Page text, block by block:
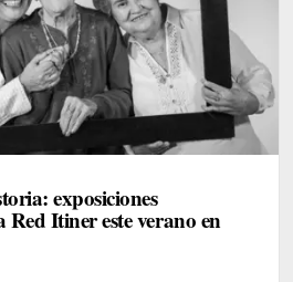
exposiciones
Red Itiner este verano en